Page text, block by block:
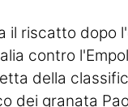
il riscatto dopo
contro
della
dei granata